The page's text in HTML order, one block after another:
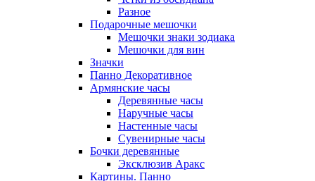
Разное
Подарочные мешочки
Мешочки знаки зодиака
Мешочки для вин
Значки
Панно Декоративное
Армянские часы
Деревянные часы
Наручные часы
Настенные часы
Сувенирные часы
Бочки деревянные
Эксклюзив Аракс
Картины. Панно